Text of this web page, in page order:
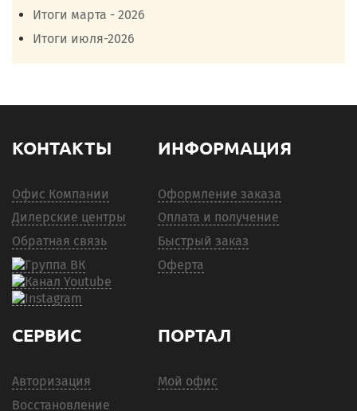
Итоги марта - 2026
Итоги июля-2026
КОНТАКТЫ
Офис Компании
Дилерские центры
Обратная связь
ИНФОРМАЦИЯ
Оформление заказа
Оплата и получение
Быстрый заказ
Оферта
СЕРВИС
Авторизация
Восстановление
ПОРТАЛ
Мой офис